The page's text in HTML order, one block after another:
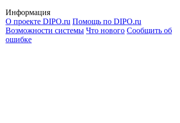
Информация
О проекте DIPO.ru Помощь по DIPO.ru
Возможности системы Что нового Сообщить об
ошибке